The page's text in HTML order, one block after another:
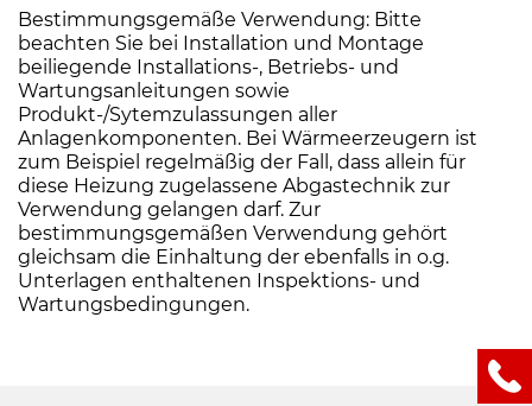
Bestimmungsgemäße Verwendung: Bitte
beachten Sie bei Installation und Montage
beiliegende Installations-, Betriebs- und
Wartungsanleitungen sowie
Produkt-/Sytemzulassungen aller
Anlagenkomponenten. Bei Wärmeerzeugern ist
zum Beispiel regelmäßig der Fall, dass allein für
diese Heizung zugelassene Abgastechnik zur
Verwendung gelangen darf. Zur
bestimmungsgemäßen Verwendung gehört
gleichsam die Einhaltung der ebenfalls in o.g.
Unterlagen enthaltenen Inspektions- und
Wartungsbedingungen.